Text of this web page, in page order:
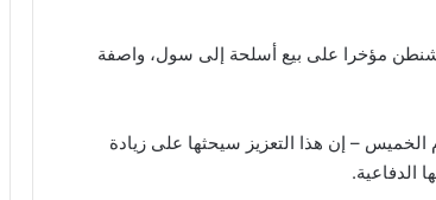
مؤخرا على بيع أسلحة إلى سول، واصفة
الخميس – إن هذا التعزيز سيحثها على زيادة
الدفاعية.